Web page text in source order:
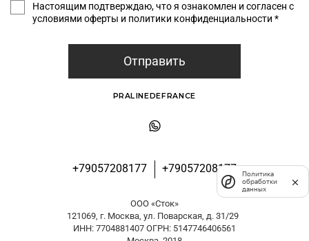
Настоящим подтверждаю, что я ознакомлен и согласен с
условиями оферты и политики конфиденциальности *
Отправить
+79057208177 +79057208177
PRALINEDEFRANCE
ООО «Сток»
121069, г. Москва, ул. Поварская, д. 31/29
ИНН: 7704881407 ОГРН: 5147746406561
Политика
обработки
данных